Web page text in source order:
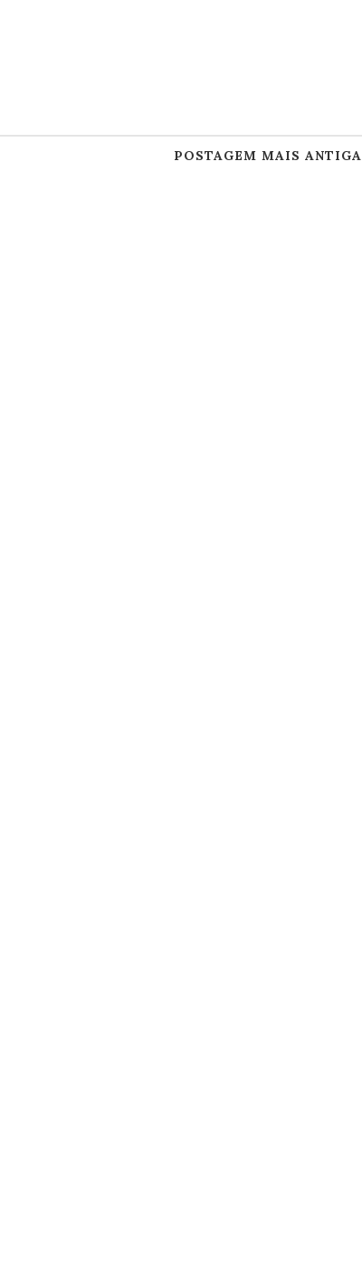
POSTAGEM MAIS ANTIGA